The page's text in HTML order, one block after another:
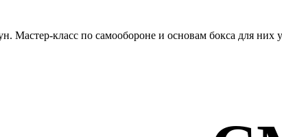
Мастер-класс по самообороне и основам бокса для них